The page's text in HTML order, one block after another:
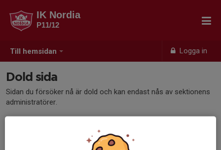
Till hemsidan Logga in
IK Nordia
P11/12
Dold sida
Sidan du försöker nå är dold och kan endast nås av sektionens
administratörer.